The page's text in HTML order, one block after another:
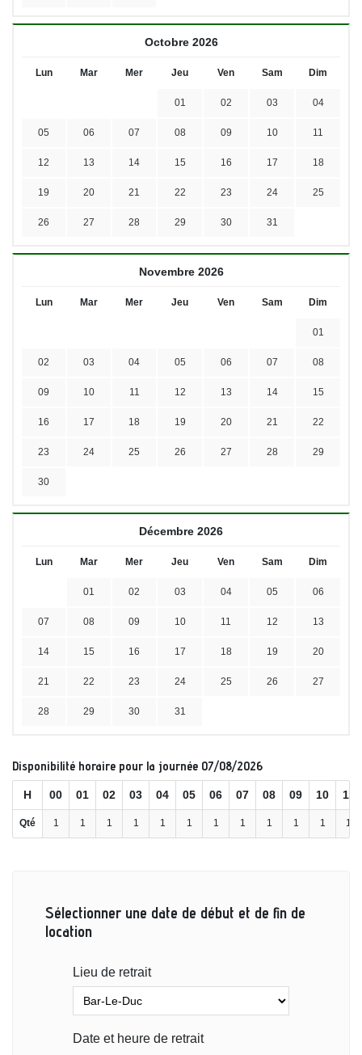
Octobre 2026
Lun Mar Mer Jeu Ven Sam Dim
01 02 03 04
05 06 07 08 09 10 11
12 13 14 15 16 17 18
19 20 21 22 23 24 25
26 27 28 29 30 31
Novembre 2026
Lun Mar Mer Jeu Ven Sam Dim
01
02 03 04 05 06 07 08
09 10 11 12 13 14 15
16 17 18 19 20 21 22
23 24 25 26 27 28 29
30
Décembre 2026
Lun Mar Mer Jeu Ven Sam Dim
01 02 03 04 05 06
07 08 09 10 11 12 13
14 15 16 17 18 19 20
21 22 23 24 25 26 27
28 29 30 31
Disponibilité horaire pour la journée 07/08/2026
H 00 01 02 03 04 05 06 07 08 09 10 11
Qté 1 1 1 1 1 1 1 1 1 1 1 1
Sélectionner une date de début et de fin de
location
Lieu de retrait
Date et heure de retrait